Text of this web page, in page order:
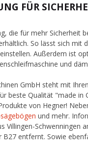
FÜR
die für mehr Sicherheit
So lässt sich mit
Außerdem ist
und
GmbH steht mit
beste Qualität "made
von Hegner!
und mehr.
Villingen-Schwenningen
B27 entfernt. Sowie